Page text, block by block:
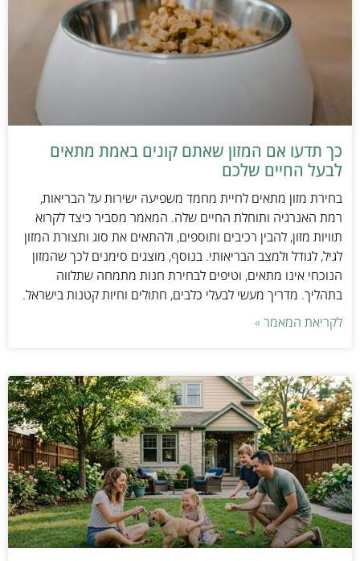
כך תדעו אם המזון שאתם קונים באמת מתאים
לבעל החיים שלכם
בחירת מזון מתאים לחיית מחמד משפיעה ישירות על הבריאות,
רמת האנרגיה ותוחלת החיים שלה. המאמר מסביר כיצד לקרוא
תוויות מזון, להבין רכיבים ותוספים, ולהתאים את סוג ותצורת המזון
לגיל, לגודל ולמצב הבריאותי. בנוסף, מוצגים סימנים לכך שהמזון
הנוכחי אינו מתאים, וטיפים לבחירת חנות מתמחה שתלווה
בתהליך. מדריך מעשי לבעלי כלבים, חתולים וחיות קטנות בישראל.
לקריאת המאמר »